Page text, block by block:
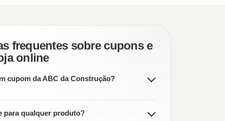
frequentes sobre cupons e
online
cupom da ABC da Construção?
para qualquer produto?